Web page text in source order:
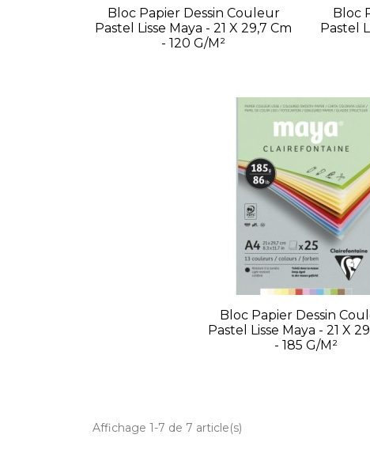
Bloc Papier Dessin Couleur
Pastel Lisse Maya - 21 X 29,7 Cm
- 120 G/m²
Bloc
Pastel
Bloc Papier Dessin
Pastel Lisse Maya - 21 X
- 185 G/m²
Affichage 1-7 de 7 article(s)